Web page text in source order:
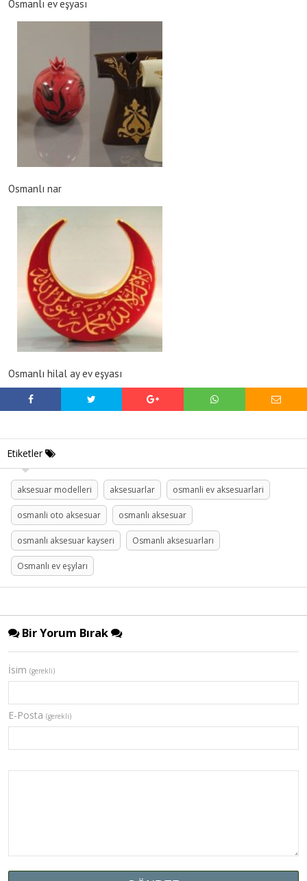
Osmanlı ev eşyası
Osmanlı nar
Osmanlı hilal ay ev eşyası
Etiketler
aksesuar modelleri aksesuarlar osmanli ev aksesuarlari
osmanli oto aksesuar osmanlı aksesuar
osmanlı aksesuar kayseri Osmanlı aksesuarları
Osmanlı ev eşyları
Bir Yorum Bırak
İsim (gerekli)
E-Posta (gerekli)